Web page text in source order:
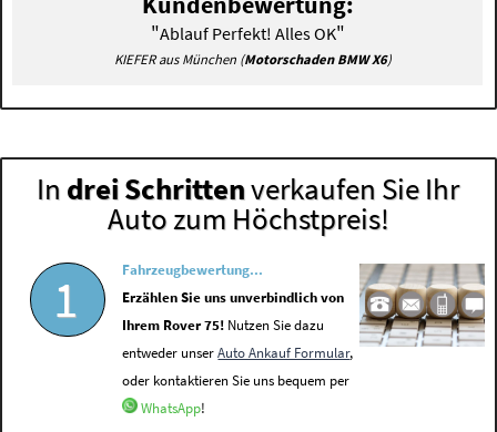
"Ablauf Perfekt! Alles OK"
KIEFER aus München (Motorschaden BMW X6)
In drei Schrittenverkaufen Sie Ihr
Auto zum Höchstpreis!
1
Fahrzeugbewertung...
Erzählen Sie uns unverbindlich von
Ihrem Rover 75! Nutzen Sie dazu
entweder unserAuto Ankauf Formular,
oder kontaktieren Sie uns bequem per
WhatsApp!